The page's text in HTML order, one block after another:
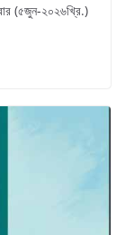
(৫জুন-২০২৬খ্রি.)